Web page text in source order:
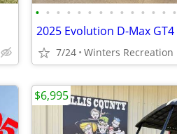
• • • • • • • • • • • • • •
7/24 Winters Recreation
$6,995